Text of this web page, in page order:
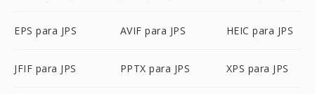
EPS para JPS AVIF para JPS HEIC para JPS
JFIF para JPS PPTX para JPS XPS para JPS